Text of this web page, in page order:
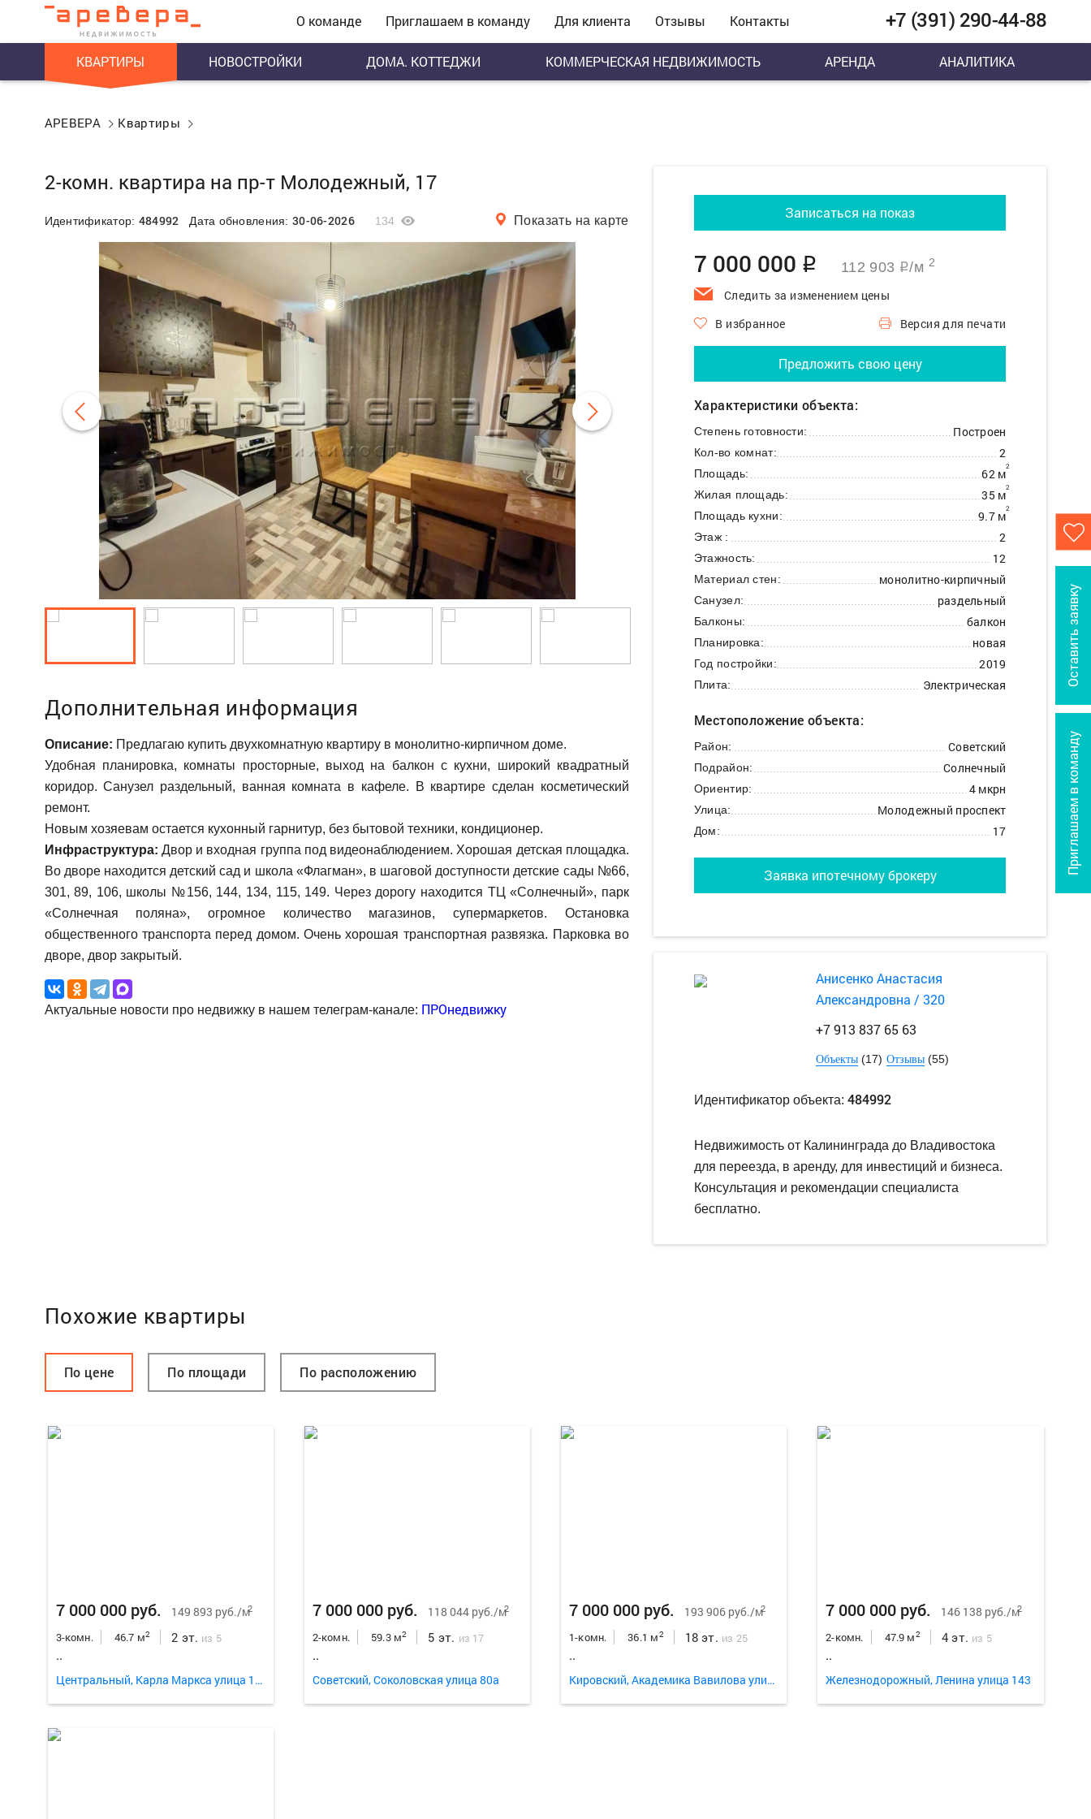
О команде Приглашаем в команду Для клиента Отзывы Контакты +7 (391) 290-44-88
КВАРТИРЫ НОВОСТРОЙКИ ДОМА. КОТТЕДЖИ КОММЕРЧЕСКАЯ НЕДВИЖИМОСТЬ АРЕНДА АНАЛИТИКА
Приглашаем в команду
Оставить заявку
АРЕВЕРА Квартиры
2-комн. квартира на пр-т Молодежный, 17
Идентификатор: 484992 Дата обновления: 30-06-2026 134 Показать на карте
Дополнительная информация
Описание: Предлагаю купить двухкомнатную квартиру в монолитно-кирпичном доме.
Удобная планировка, комнаты просторные, выход на балкон с кухни, широкий квадратный
коридор. Санузел раздельный, ванная комната в кафеле. В квартире сделан косметический
ремонт.
Новым хозяевам остается кухонный гарнитур, без бытовой техники, кондиционер.
Инфраструктура: Двор и входная группа под видеонаблюдением. Хорошая детская площадка.
Во дворе находится детский сад и школа «Флагман», в шаговой доступности детские сады №66,
301, 89, 106, школы №156, 144, 134, 115, 149. Через дорогу находится ТЦ «Солнечный», парк
«Солнечная поляна», огромное количество магазинов, супермаркетов. Остановка
общественного транспорта перед домом. Очень хорошая транспортная развязка. Парковка во
дворе, двор закрытый.
Актуальные новости про недвижку в нашем телеграм-канале: ПРОнедвижку
Записаться на показ
7 000 000 q 112 903 q/м 2
Следить за изменением цены
В избранное
Версия для печати
Предложить свою цену
Характеристики объекта:
Степень готовности: Построен
Кол-во комнат: 2
Площадь: 62 м2
Жилая площадь: 35 м2
Площадь кухни: 9.7 м2
Этаж : 2
Этажность: 12
Материал стен: монолитно-кирпичный
Санузел: раздельный
Балконы: балкон
Планировка: новая
Год постройки: 2019
Плита: Электрическая
Местоположение объекта:
Район: Советский
Подрайон: Солнечный
Ориентир: 4 мкрн
Улица: Молодежный проспект
Дом: 17
Заявка ипотечному брокеру
Анисенко Анастасия
Александровна / 320
+7 913 837 65 63
Объекты(17) Отзывы(55)
Идентификатор объекта: 484992
Недвижимость от Калининграда до Владивостока
для переезда, в аренду, для инвестиций и бизнеса.
Консультация и рекомендации специалиста
бесплатно.
Похожие квартиры
По цене По площади По расположению
7 000 000 руб. 149 893 руб./м2
3-комн. 46.7 м2 2 эт. из 5
..
Центральный, Карла Маркса улица 129
7 000 000 руб. 118 044 руб./м2
2-комн. 59.3 м2 5 эт. из 17
..
Советский, Соколовская улица 80а
7 000 000 руб. 193 906 руб./м2
1-комн. 36.1 м2 18 эт. из 25
..
Кировский, Академика Вавилова улица 37г
7 000 000 руб. 146 138 руб./м2
2-комн. 47.9 м2 4 эт. из 5
..
Железнодорожный, Ленина улица 143